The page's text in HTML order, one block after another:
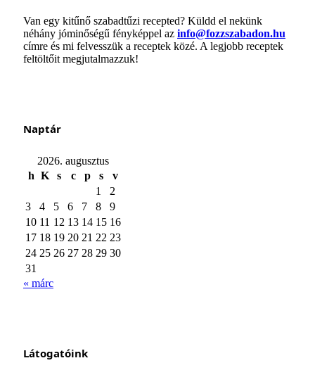
Van egy kitűnő szabadtűzi recepted? Küldd el nekünk
néhány jóminőségű fényképpel az info@fozzszabadon.hu
címre és mi felvesszük a receptek közé. A legjobb receptek
feltöltőit megjutalmazzuk!
Naptár
2026. augusztus
h K s c p s
v
1
2
3
4 5 6 7 8
9
10 11 12 13 14 15 16
17 18 19 20 21 22 23
24 25 26 27 28 29 30
31
« márc
Látogatóink